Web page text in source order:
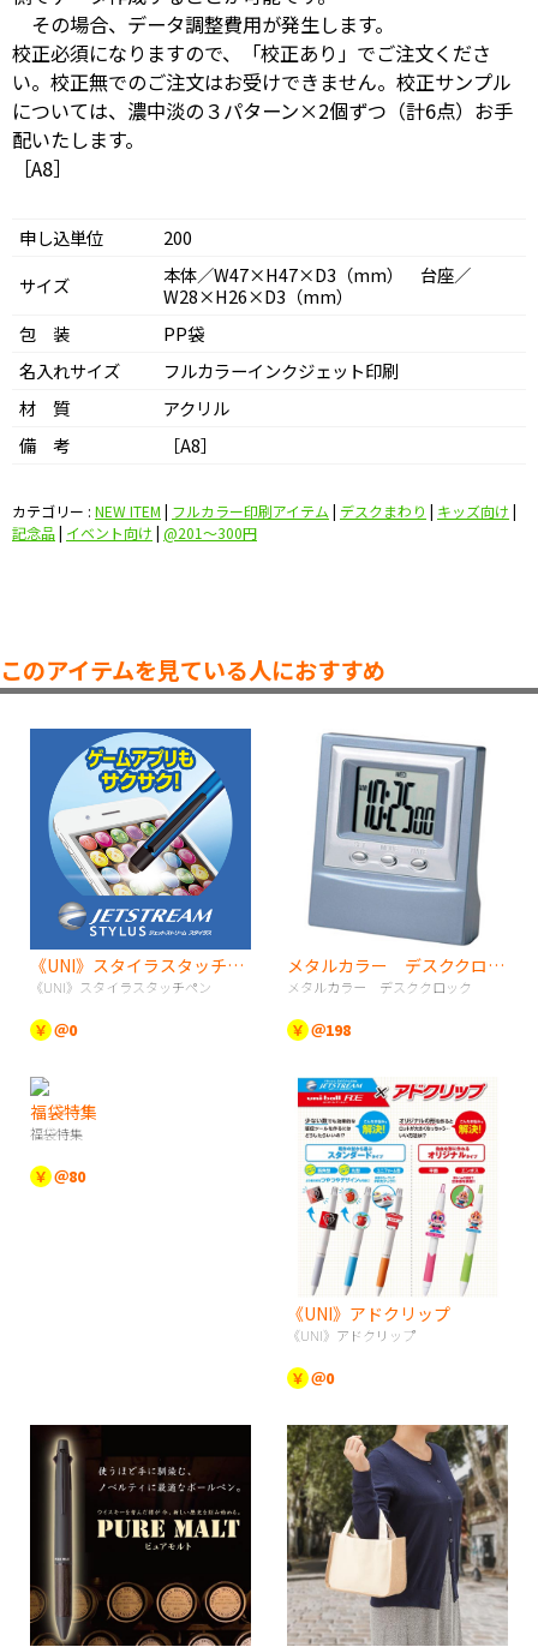
その場合、データ調整費用が発生します。
校正必須になりますので、「校正あり」でご注文くださ
い。校正無でのご注文はお受けできません。校正サンプル
については、濃中淡の３パターン×2個ずつ（計6点）お手
配いたします。
［A8］
申し込単位
200
サイズ
本体／W47×H47×D3（mm） 台座／
W28×H26×D3（mm）
包 装
PP袋
名入れサイズ
フルカラーインクジェット印刷
材 質
アクリル
備 考
［A8］
カテゴリー : NEW ITEM | フルカラー印刷アイテム | デスクまわり | キッズ向け |
記念品| イベント向け | @201〜300円
このアイテムを見ている人におすすめ
《UNI》スタイラスタッチペン
《UNI》スタイラスタッチペン
￥ ＠0
メタルカラー デスククロック
メタルカラー デスククロック
￥ ＠198
福袋特集
福袋特集
￥ ＠80
《UNI》アドクリップ
《UNI》アドクリップ
￥ ＠0